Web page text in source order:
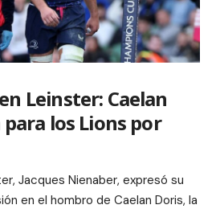
Leinster: Caelan
los Lions por
Jacques Nienaber, expresó su
en el hombro de Caelan Doris, la